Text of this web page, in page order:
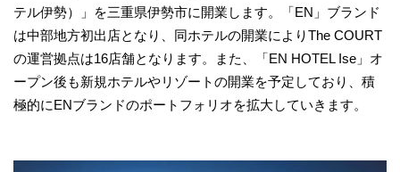
テル伊勢）」を三重県伊勢市に開業します。「EN」ブランド
は中部地方初出店となり、同ホテルの開業によりThe COURT
の運営拠点は16店舗となります。また、「EN HOTEL Ise」オ
ープン後も新規ホテルやリゾートの開業を予定しており、積
極的にENブランドのポートフォリオを拡大していきます。